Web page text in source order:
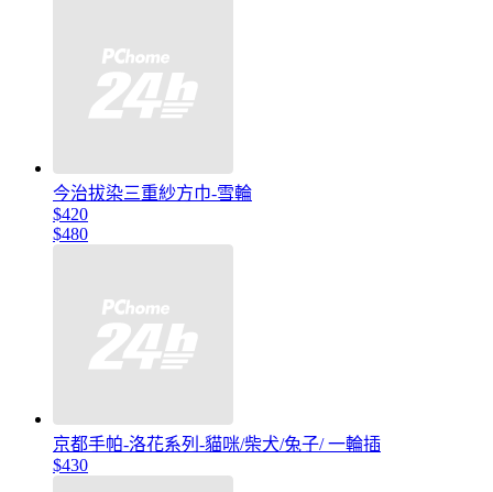
今治拔染三重紗方巾-雪輪
$420
$480
京都手帕-洛花系列-貓咪/柴犬/兔子/ 一輪插
$430